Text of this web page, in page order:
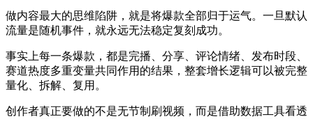
做内容最大的思维陷阱，就是将爆款全部归于运气。一旦默认
流量是随机事件，就永远无法稳定复刻成功。
事实上每一条爆款，都是完播、分享、评论情绪、发布时段、
赛道热度多重变量共同作用的结果，整套增长逻辑可以被完整
量化、拆解、复用。
创作者真正要做的不是无节制刷视频，而是借助数据工具看透